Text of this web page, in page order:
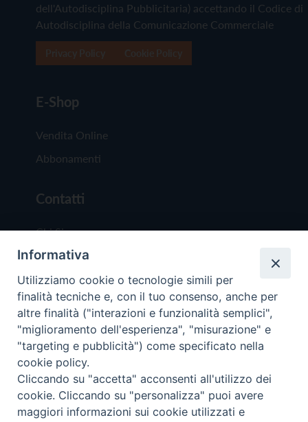
dell'Autodisciplina Pubblicitaria) accettando il Codice di
Autodisciplina della Comunicazione Commerciale
E-Shop
Vendita Online
Abbonamenti
Contatti
Chi Siamo
Redazione
Scrivici
Copyright © 2019 - Tutti i diritti riservati - Vita
Trentina Editrice
Privacy Policy
Informativa
Utilizziamo cookie o tecnologie simili per
finalità tecniche e, con il tuo consenso, anche per
altre finalità ("interazioni e funzionalità semplici",
"miglioramento dell'esperienza", "misurazione" e
"targeting e pubblicità") come specificato nella
cookie policy.
Cliccando su "accetta" acconsenti all'utilizzo dei
cookie. Cliccando su "personalizza" puoi avere
maggiori informazioni sui cookie utilizzati e